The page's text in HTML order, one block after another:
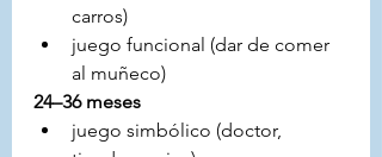
carros)
juego funcional (dar de comer
al muñeco)
24–36 meses
juego simbólico (doctor,